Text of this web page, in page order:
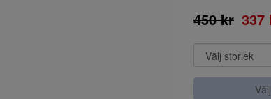
450 kr 337